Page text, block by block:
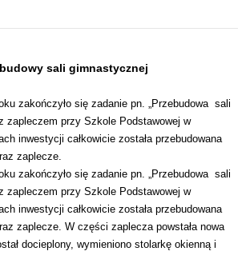
sali gimnastycznej
zakończyło się zadanie pn. „Przebudowa sali
zapleczem przy Szkole Podstawowej w
inwestycji całkowicie została przebudowana
zaplecze.
zakończyło się zadanie pn. „Przebudowa sali
zapleczem przy Szkole Podstawowej w
inwestycji całkowicie została przebudowana
zaplecze. W części zaplecza powstała nowa
docieplony, wymieniono stolarkę okienną i